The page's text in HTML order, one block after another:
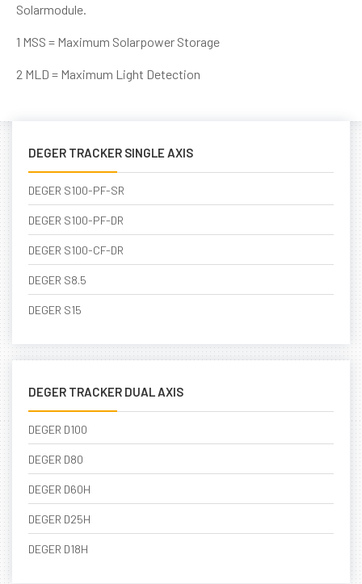
Solarmodule.
1 MSS = Maximum Solarpower Storage
2 MLD = Maximum Light Detection
DEGER TRACKER SINGLE AXIS
DEGER S100-PF-SR
DEGER S100-PF-DR
DEGER S100-CF-DR
DEGER S8.5
DEGER S15
DEGER TRACKER DUAL AXIS
DEGER D100
DEGER D80
DEGER D60H
DEGER D25H
DEGER D18H